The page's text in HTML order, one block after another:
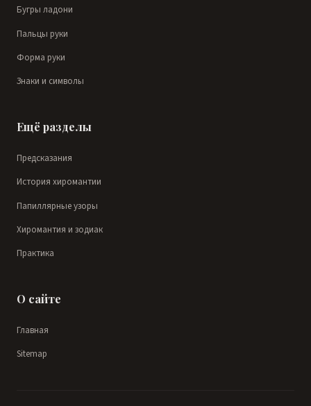
Бугры ладони
Пальцы руки
Форма руки
Знаки и символы
Ещё разделы
Предсказания
История хиромантии
Папиллярные узоры
Хиромантия и зодиак
Практика
О сайте
Главная
Sitemap